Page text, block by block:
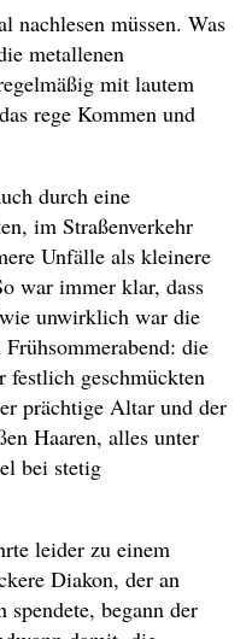
nachlesen müssen. Was
metallenen
mit lautem
rege Kommen und
durch eine
im Straßenverkehr
Unfälle als kleinere
war immer klar, dass
unwirklich war die
die
festlich geschmückten
prächtige Altar und der
Haaren, alles unter
bei stetig
leider zu einem
Diakon, der an
begann der